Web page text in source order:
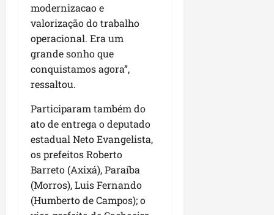
modernizacao e
valorização do trabalho
operacional. Era um
grande sonho que
conquistamos agora”,
ressaltou.
Participaram também do
ato de entrega o deputado
estadual Neto Evangelista,
os prefeitos Roberto
Barreto (Axixá), Paraíba
(Morros), Luis Fernando
(Humberto de Campos); o